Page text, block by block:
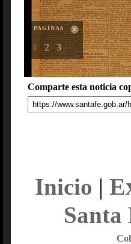
PAGINAS
1 2 3
Comparte esta noticia
Inicio |
Santa